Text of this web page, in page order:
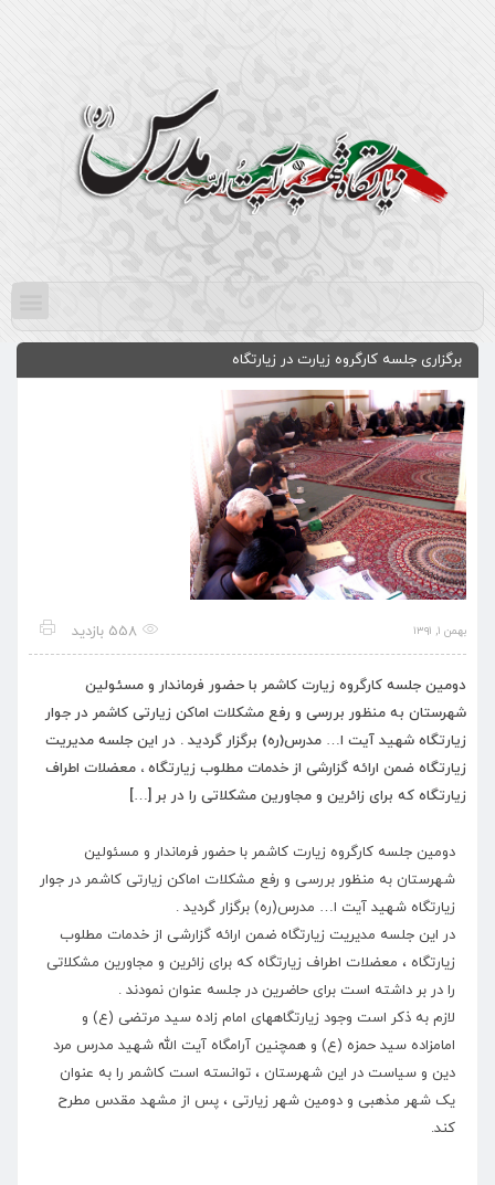
برگزاری جلسه کارگروه زیارت در زیارتگاه
بهمن ۱, ۱۳۹۱ 558 بازدید
دومین جلسه کارگروه زیارت کاشمر با حضور فرماندار و مسئولین
شهرستان به منظور بررسی و رفع مشکلات اماکن زیارتی کاشمر در جوار
زیارتگاه شهید آیت ا… مدرس(ره) برگزار گردید . در این جلسه مدیریت
زیارتگاه ضمن ارائه گزارشی از خدمات مطلوب زیارتگاه ، معضلات اطراف
زیارتگاه که برای زائرین و مجاورین مشکلاتی را در بر […]
دومین جلسه کارگروه زیارت کاشمر با حضور فرماندار و مسئولین
شهرستان به منظور بررسی و رفع مشکلات اماکن زیارتی کاشمر در جوار
زیارتگاه شهید آیت ا… مدرس(ره) برگزار گردید .
در این جلسه مدیریت زیارتگاه ضمن ارائه گزارشی از خدمات مطلوب
زیارتگاه ، معضلات اطراف زیارتگاه که برای زائرین و مجاورین مشکلاتی
را در بر داشته است برای حاضرین در جلسه عنوان نمودند .
لازم به ذکر است وجود زیارتگاههای امام زاده سید مرتضی (ع) و
امامزاده سید حمزه (ع) و همچنین آرامگاه آیت الله شهید مدرس مرد
دین و سیاست در این شهرستان ، توانسته است کاشمر را به عنوان
یک شهر مذهبی و دومین شهر زیارتی ، پس از مشهد مقدس مطرح
کند.